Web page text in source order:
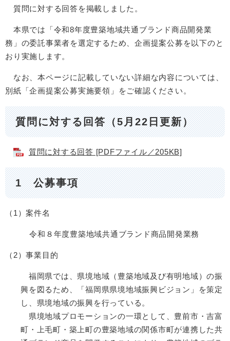
質問に対する回答を掲載しました。
本県では「令和8年度豊築地域共通ブランド商品開発業
務」の委託事業者を選定するため、企画提案公募を以下のと
おり実施します。
なお、本ページに記載していない詳細な内容については、
別紙「企画提案公募実施要領」をご確認ください。
質問に対する回答（5月22日更新）
質問に対する回答 [PDFファイル／205KB]
1公募事項
（1）案件名
令和８年度豊築地域共通ブランド商品開発業務
（2）事業目的
福岡県では、県境地域（豊築地域及び有明地域）の振
興を図るため、「福岡県県境地域振興ビジョン」を策定
し、県境地域の振興を行っている。
県境地域プロモーションの一環として、豊前市・吉富
町・上毛町・築上町の豊築地域の関係市町が連携した共